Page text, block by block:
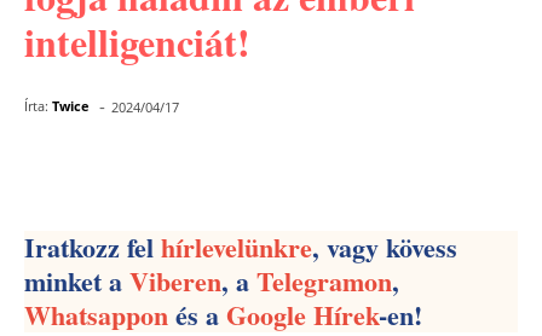
intelligenciát!
Írta: Twice - 2024/04/17
Iratkozz felhírlevelünkre, vagy kövess
minket aViberen, aTelegramon,
Whatsapponés aGoogle Hírek-en!